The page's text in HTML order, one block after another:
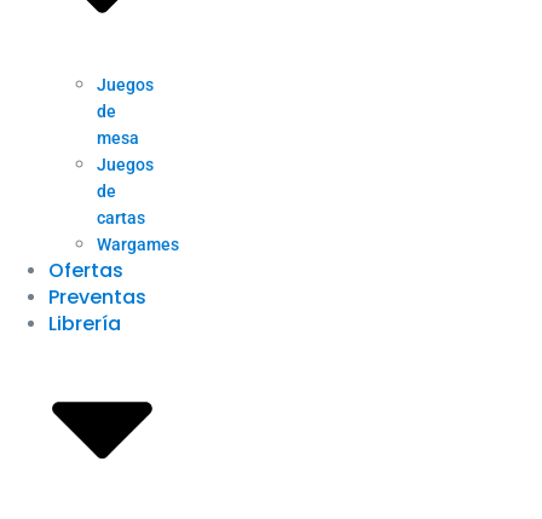
Juegos
de
mesa
Juegos
de
cartas
Wargames
Ofertas
Preventas
Librería